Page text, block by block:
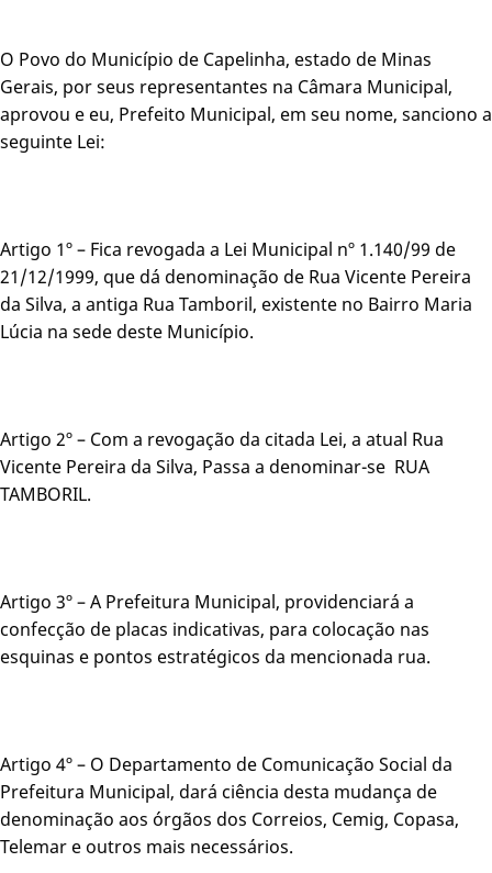
O Povo do Município de Capelinha, estado de Minas
Gerais, por seus representantes na Câmara Municipal,
aprovou e eu, Prefeito Municipal, em seu nome, sanciono a
seguinte Lei:
Artigo 1º – Fica revogada a Lei Municipal nº 1.140/99 de
21/12/1999, que dá denominação de Rua Vicente Pereira
da Silva, a antiga Rua Tamboril, existente no Bairro Maria
Lúcia na sede deste Município.
Artigo 2º – Com a revogação da citada Lei, a atual Rua
Vicente Pereira da Silva, Passa a denominar-se RUA
TAMBORIL.
Artigo 3º – A Prefeitura Municipal, providenciará a
confecção de placas indicativas, para colocação nas
esquinas e pontos estratégicos da mencionada rua.
Artigo 4º – O Departamento de Comunicação Social da
Prefeitura Municipal, dará ciência desta mudança de
denominação aos órgãos dos Correios, Cemig, Copasa,
Telemar e outros mais necessários.